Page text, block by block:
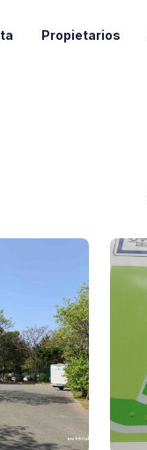
Propietarios